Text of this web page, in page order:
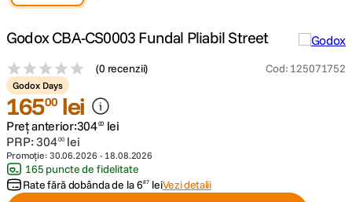
lavaliera
6. canon sx740 hs
7. card memorie
8. sony fx
Godox CBA-CS0003 Fundal Pliabil Street
(0 recenzii) Cod: 125071752
Godox Days
16500 lei
Preț anterior:30400 lei
PRP:30400 lei
Promoție: 30.06.2026 - 18.08.2026
165 puncte de fidelitate
Rate fără dobânda de la687 leiVezi detalii